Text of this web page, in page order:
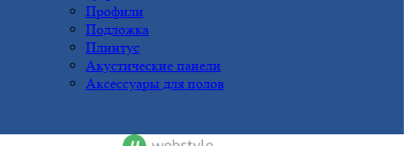
Профили
Подложка
Плинтус
Акустические панели
Аксессуары для полов